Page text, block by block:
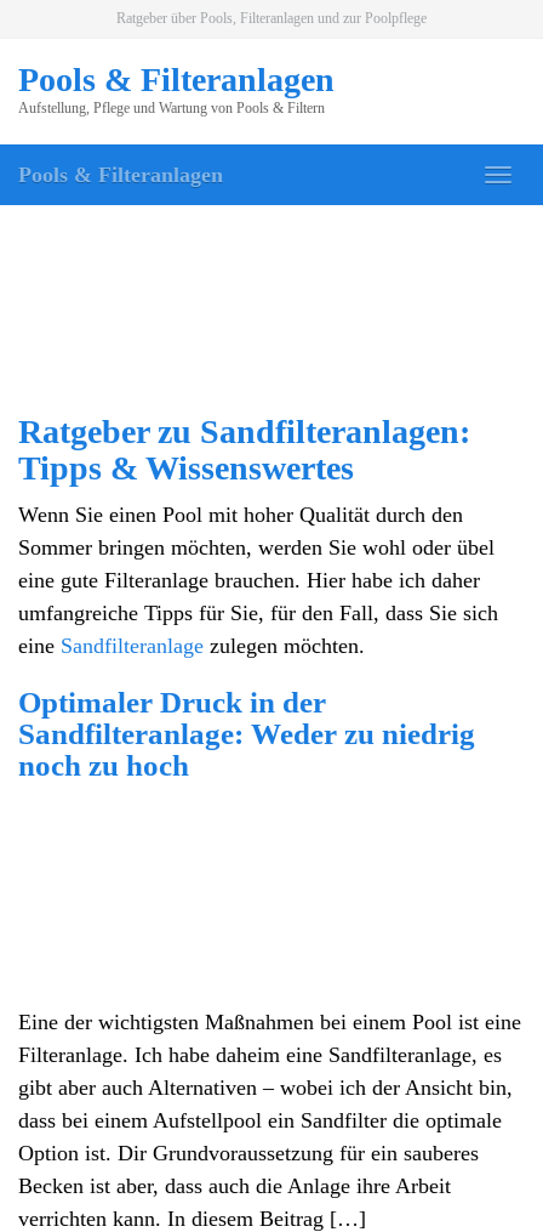
content
Ratgeber über Pools, Filteranlagen und zur Poolpflege
Pools & Filteranlagen
Aufstellung, Pflege und Wartung von Pools & Filtern
Pools & Filteranlagen
Ratgeber zu Sandfilteranlagen:
Tipps & Wissenswertes
Wenn Sie einen Pool mit hoher Qualität durch den
Sommer bringen möchten, werden Sie wohl oder übel
eine gute Filteranlage brauchen. Hier habe ich daher
umfangreiche Tipps für Sie, für den Fall, dass Sie sich
eine Sandfilteranlage zulegen möchten.
Optimaler Druck in der
Sandfilteranlage: Weder zu niedrig
noch zu hoch
Eine der wichtigsten Maßnahmen bei einem Pool ist eine
Filteranlage. Ich habe daheim eine Sandfilteranlage, es
gibt aber auch Alternativen – wobei ich der Ansicht bin,
dass bei einem Aufstellpool ein Sandfilter die optimale
Option ist. Dir Grundvoraussetzung für ein sauberes
Becken ist aber, dass auch die Anlage ihre Arbeit
verrichten kann. In diesem Beitrag […]